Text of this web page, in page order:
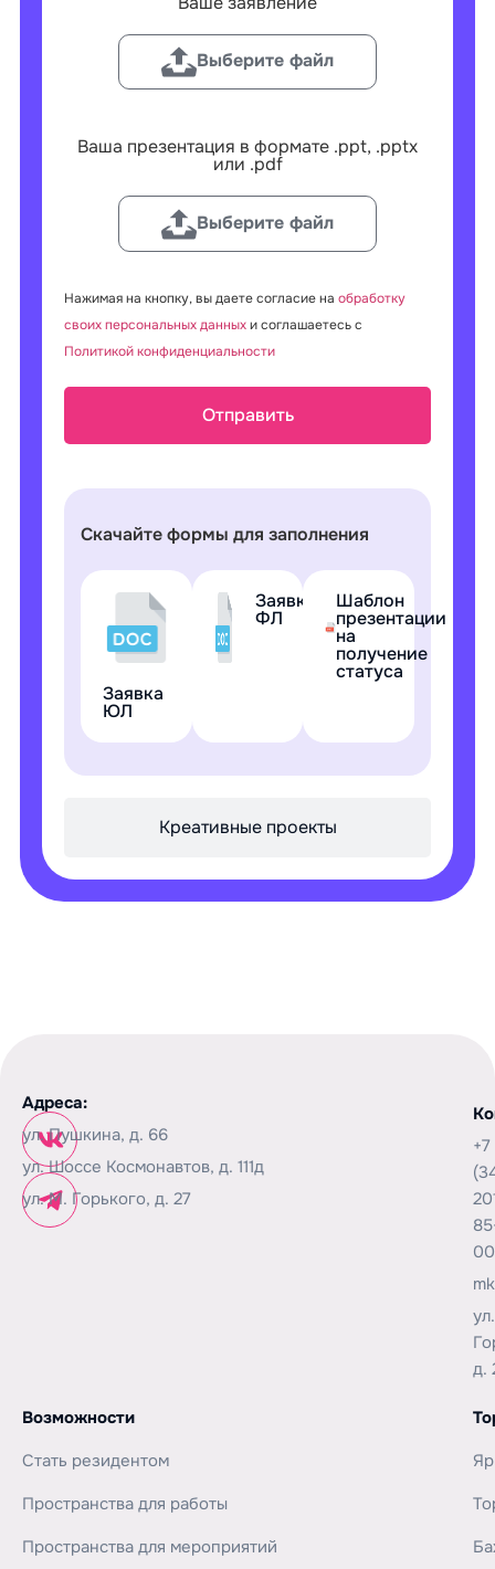
Креативные проекты
Выберите файл
Ваша презентация в формате .ppt, .pptx
или .pdf
Выберите файл
Нажимая на кнопку, вы даете согласие на обработку
своих персональных данныхи соглашаетесь с
Политикой конфиденциальности
Скачайте формы для заполнения
Заявка
ЮЛ
Заявка
ФЛ
Шаблон
презентации
на
получение
статуса
Адреса:
ул. Пушкина, д. 66
ул. Шоссе Космонавтов, д. 111д
ул. М. Горького, д. 27
+7
00
д.
Возможности
Стать резидентом
Пространства для работы
Пространства для мероприятий